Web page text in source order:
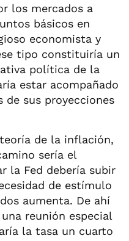
los mercados a
básicos en
economista y
tipo constituiría un
política de la
estar acompañado
de sus proyecciones
de la inflación,
sería el
la Fed debería subir
de estímulo
aumenta. De ahí
reunión especial
la tasa un cuarto